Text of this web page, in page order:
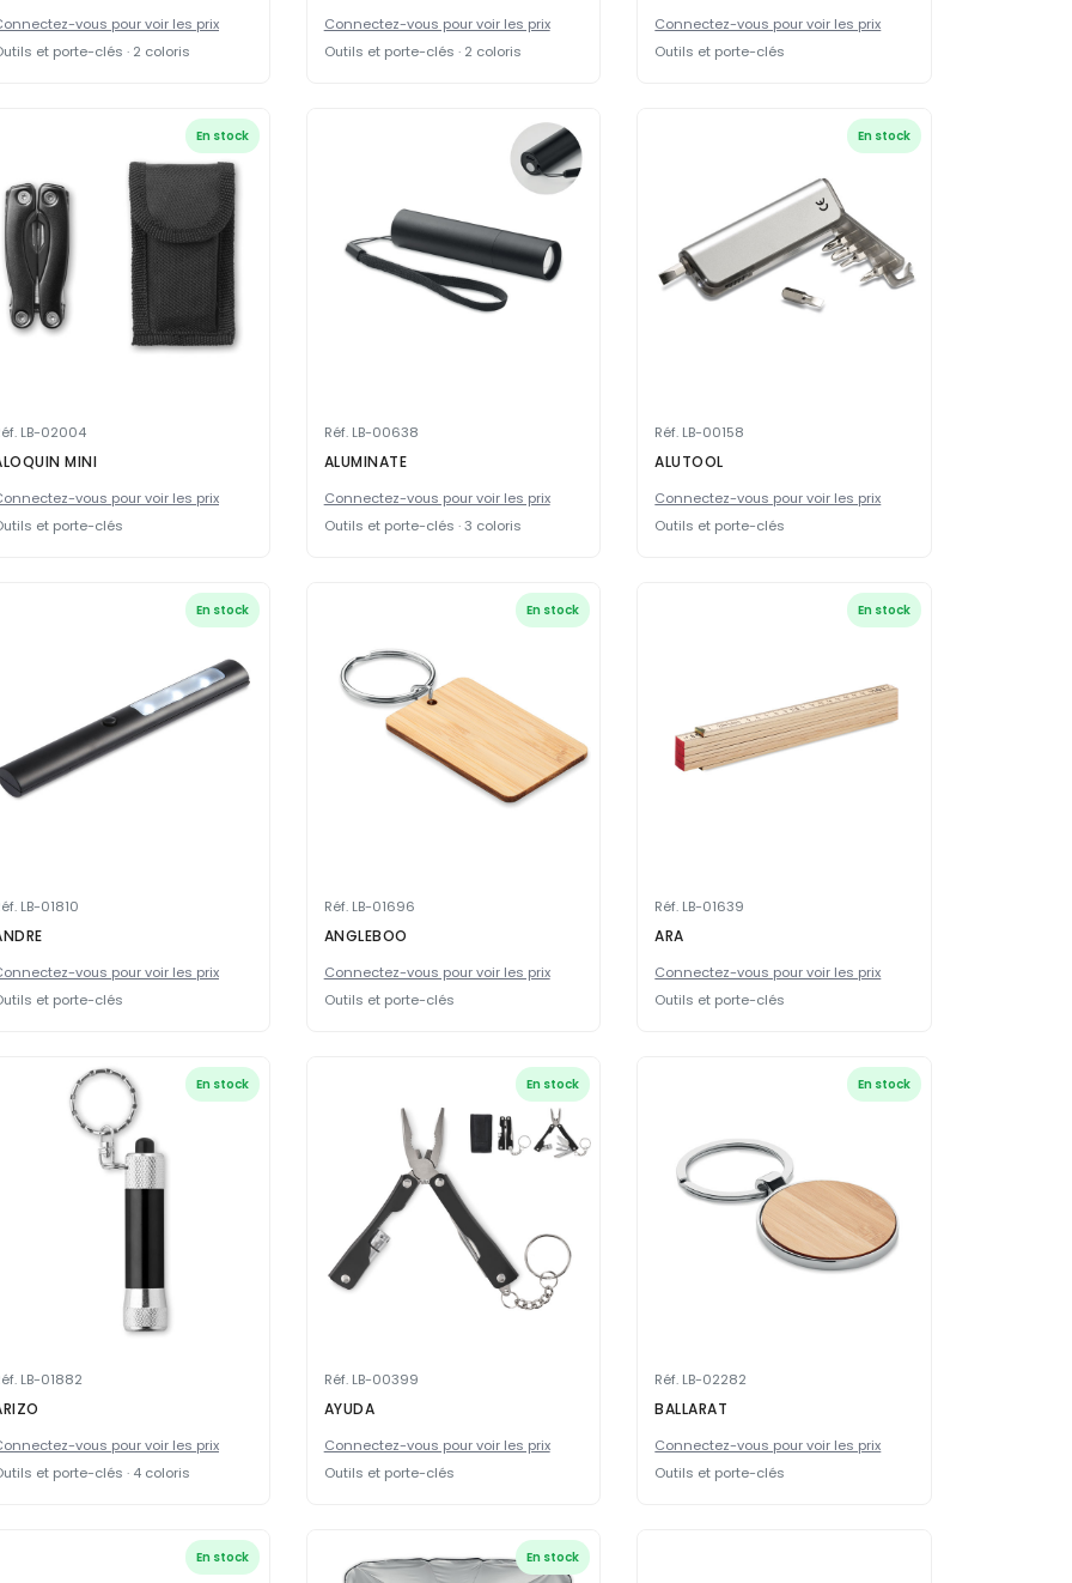
vous pour voir les prix
et porte-clés · 2 coloris
Connectez-vous pour voir les prix
Outils et porte-clés · 2 coloris
Connectez-vous pour voir les prix
Outils et porte-clés
En stock
LB-02004
MINI
vous pour voir les prix
et porte-clés
Réf. LB-00638
ALUMINATE
Connectez-vous pour voir les prix
Outils et porte-clés · 3 coloris
En stock
Réf. LB-00158
ALUTOOL
Connectez-vous pour voir les prix
Outils et porte-clés
En stock
LB-01810
vous pour voir les prix
et porte-clés
En stock
Réf. LB-01696
ANGLEBOO
Connectez-vous pour voir les prix
Outils et porte-clés
En stock
Réf. LB-01639
ARA
Connectez-vous pour voir les prix
Outils et porte-clés
En stock
LB-01882
vous pour voir les prix
et porte-clés · 4 coloris
En stock
Réf. LB-00399
AYUDA
Connectez-vous pour voir les prix
Outils et porte-clés
En stock
Réf. LB-02282
BALLARAT
Connectez-vous pour voir les prix
Outils et porte-clés
En stock En stock